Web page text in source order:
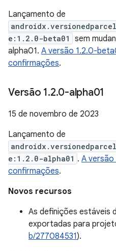
Lançamento de
e:1.2.0-beta01
sem
alpha01. A versão 1.2.0-
confirmações.
Versão 1.2.0-alpha01
15 de novembro de 2023
Lançamento de
e:1.2.0-alpha01 . A
confirmações.
Novos recursos
As definições estáveis
exportadas para
b/277084531).